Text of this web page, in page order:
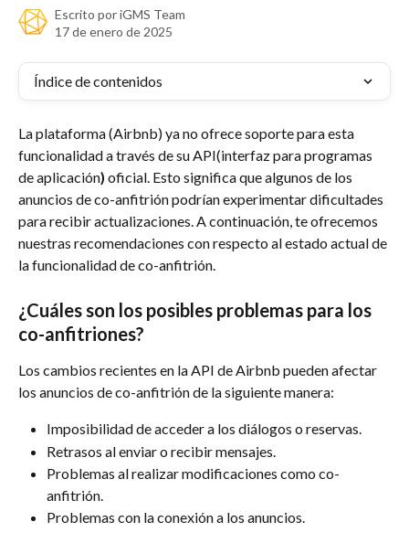
Escrito poriGMS Team
17 de enero de 2025
Índice de contenidos
La plataforma (Airbnb) ya no ofrece soporte para esta
funcionalidad a través de su API(interfaz para programas
de aplicación) oficial. Esto significa que algunos de los
anuncios de co-anfitrión podrían experimentar dificultades
para recibir actualizaciones. A continuación, te ofrecemos
nuestras recomendaciones con respecto al estado actual de
la funcionalidad de co-anfitrión.
¿Cuáles son los posibles problemas para los
co-anfitriones?
Los cambios recientes en la API de Airbnb pueden afectar
los anuncios de co-anfitrión de la siguiente manera:
Imposibilidad de acceder a los diálogos o reservas.
Retrasos al enviar o recibir mensajes.
Problemas al realizar modificaciones como co-
anfitrión.
Problemas con la conexión a los anuncios.